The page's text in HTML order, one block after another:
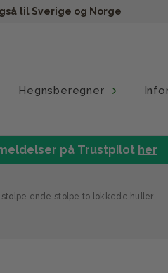
til Sverige og Norge
Hegnsberegner
på Trustpilot her
ende stolpe to lokkede huller